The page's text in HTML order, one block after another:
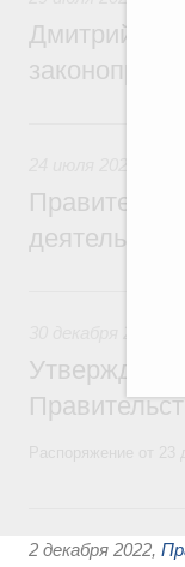
Дмитрий
деятельности
Утверждён
2 декабря 2022,